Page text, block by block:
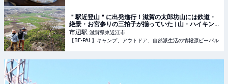
＂駅近登山＂に出発進行！滋賀の太郎坊山には鉄道・
絶景・お宮参りの三拍子が揃っていた | 山・ハイキン
グ・クライミング 【BE-PAL】キャンプ、アウトド
ア、自然派生活の情報源ビーパル
市辺駅 滋賀県東近江市
【BE-PAL】キャンプ、アウトドア、自然派生活の情報源ビーパル